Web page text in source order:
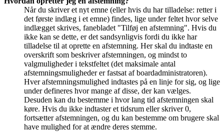
Når du skriver et nyt emne (eller hvis du har tilladelse: retter i
det første indlæg i et emne) findes, lige under feltet hvor selve
indlægget skrives, fanebladet "Tilføj en afstemning". Hvis du
ikke kan se dette, er det sandsynligvis fordi du ikke har
tilladelse til at oprette en afstemning. Her skal du indtaste en
overskrift som beskriver afstemningen, og mindst to
valgmuligheder i tekstfeltet (det maksimale antal
afstemningsmuligheder er fastsat af boardadministratoren).
Hver afstemningsmulighed indtastes på en linje for sig, og lige
under defineres hvor mange af disse, der kan vælges.
Desuden kan du bestemme i hvor lang tid afstemningen skal
køre. Hvis du ikke indtaster et tidsrum eller skriver 0,
fortsætter afstemningen, og du kan bestemme om brugere skal
have mulighed for at ændre deres stemme.